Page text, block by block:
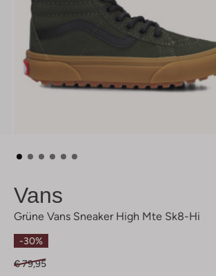
Vans
Grüne Vans Sneaker High Mte Sk8-Hi
-30%
€ 79,95